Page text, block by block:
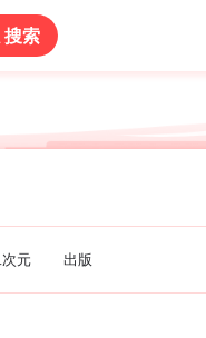
元 出版
搜索